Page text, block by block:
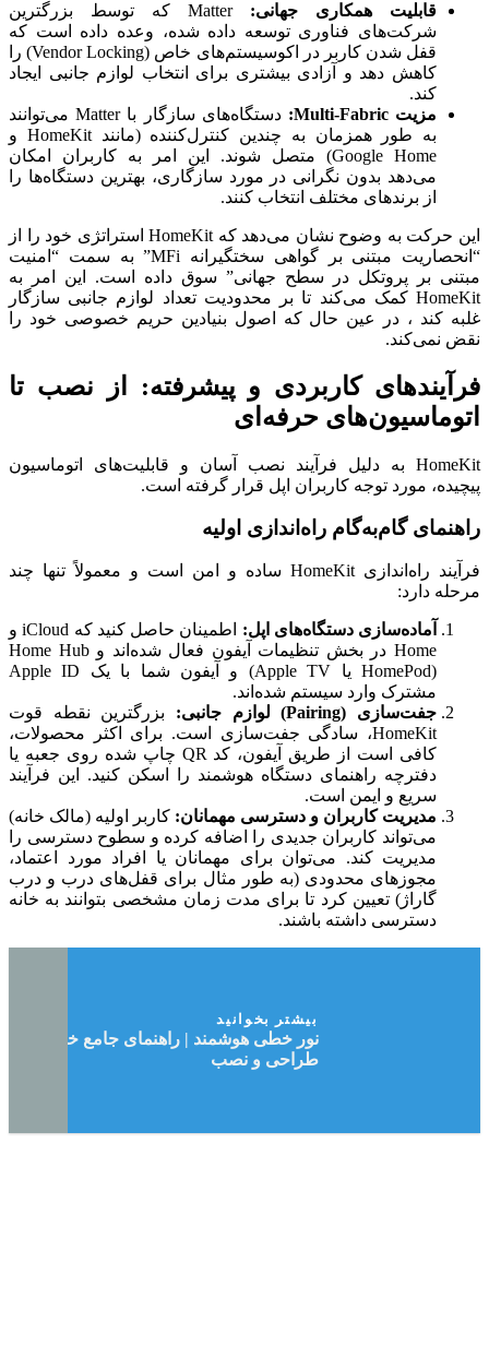
قابلیت همکاری جهانی:
Matter که توسط بزرگترین
شرکت‌های فناوری توسعه داده شده، وعده داده است که
قفل شدن کاربر در اکوسیستم‌های خاص (Vendor Locking) را
کاهش دهد و آزادی بیشتری برای انتخاب لوازم جانبی ایجاد
کند.
مزیت Multi-Fabric:
دستگاه‌های سازگار با Matter می‌توانند
به طور همزمان به چندین کنترل‌کننده (مانند HomeKit و
Google Home) متصل شوند. این امر به کاربران امکان
می‌دهد بدون نگرانی در مورد سازگاری، بهترین دستگاه‌ها را
از برندهای مختلف انتخاب کنند.
این حرکت به وضوح نشان می‌دهد که HomeKit استراتژی خود را از
“انحصاریت مبتنی بر گواهی سختگیرانه MFi” به سمت “امنیت
مبتنی بر پروتکل در سطح جهانی” سوق داده است. این امر به
HomeKit کمک می‌کند تا بر محدودیت تعداد لوازم جانبی سازگار
غلبه کند ، در عین حال که اصول بنیادین حریم خصوصی خود را
نقض نمی‌کند.
فرآیندهای کاربردی و پیشرفته: از نصب تا
اتوماسیون‌های حرفه‌ای
HomeKit به دلیل فرآیند نصب آسان و قابلیت‌های اتوماسیون
پیچیده، مورد توجه کاربران اپل قرار گرفته است.
راهنمای گام‌به‌گام راه‌اندازی اولیه
فرآیند راه‌اندازی HomeKit ساده و امن است و معمولاً تنها چند
مرحله دارد:
آماده‌سازی دستگاه‌های اپل:
اطمینان حاصل کنید که iCloud و
Home در بخش تنظیمات آیفون فعال شده‌اند و Home Hub
(HomePod یا Apple TV) و آیفون شما با یک Apple ID
مشترک وارد سیستم شده‌اند.
جفت‌سازی (Pairing) لوازم جانبی:
بزرگترین نقطه قوت
HomeKit، سادگی جفت‌سازی است. برای اکثر محصولات،
کافی است از طریق آیفون، کد QR چاپ شده روی جعبه یا
دفترچه راهنمای دستگاه هوشمند را اسکن کنید. این فرآیند
سریع و ایمن است.
مدیریت کاربران و دسترسی مهمانان: کاربر اولیه (مالک خانه)
می‌تواند کاربران جدیدی را اضافه کرده و سطوح دسترسی را
مدیریت کند. می‌توان برای مهمانان یا افراد مورد اعتماد،
مجوزهای محدودی (به طور مثال برای قفل‌های درب و درب
گاراژ) تعیین کرد تا برای مدت زمان مشخصی بتوانند به خانه
دسترسی داشته باشند.
بیشتر بخوانید
نور خطی هوشمند | راهنمای جامع خرید،
طراحی و نصب